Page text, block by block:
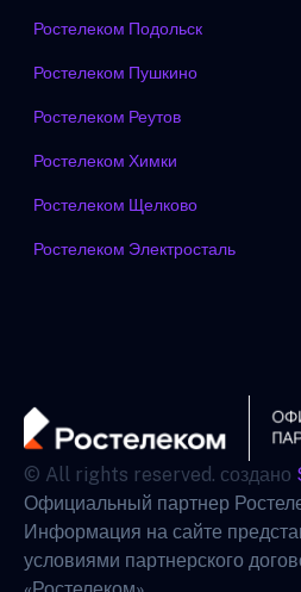
Ростелеком Подольск
Ростелеком Пушкино
Ростелеком Реутов
Ростелеком Химки
Ростелеком Щелково
Ростелеком Электросталь
© All rights reserved. создано
Официальный партнер
Информация на сайте
условиями партнерского